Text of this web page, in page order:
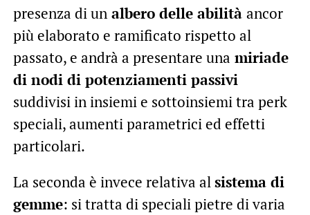
presenza di unalbero delle abilità ancor
più elaborato e ramificato rispetto al
passato, e andrà a presentare una miriade
di nodi di potenziamenti passivi
suddivisi in insiemi e sottoinsiemi tra perk
speciali, aumenti parametrici ed effetti
particolari.
La seconda è invece relativa alsistema di
gemme: si tratta di speciali pietre di varia